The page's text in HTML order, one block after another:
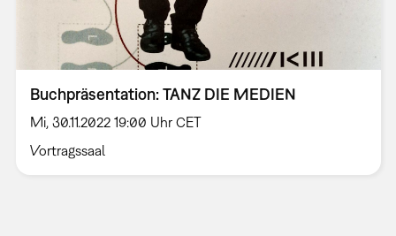
Buchpräsentation: TANZ DIE MEDIEN
Mi, 30.11.2022 19:00 Uhr CET
Vortragssaal